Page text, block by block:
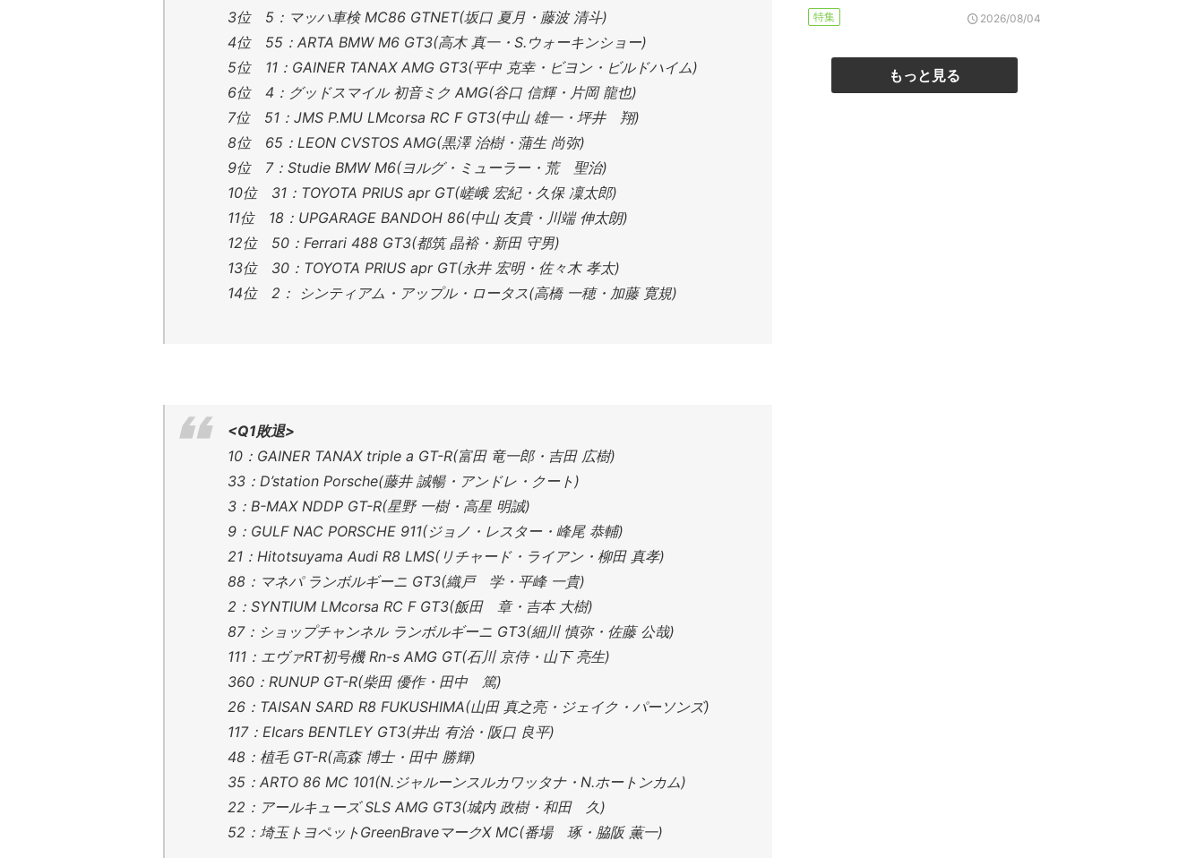
3位 5：マッハ車検 MC86 GTNET(坂口 夏月・藤波 清斗)
4位 55：ARTA BMW M6 GT3(高木 真一・S.ウォーキンショー)
5位 11：GAINER TANAX AMG GT3(平中 克幸・ビヨン・ビルドハイム)
6位 4：グッドスマイル 初音ミク AMG(谷口 信輝・片岡 龍也)
7位 51：JMS P.MU LMcorsa RC F GT3(中山 雄一・坪井 翔)
8位 65：LEON CVSTOS AMG(黒澤 治樹・蒲生 尚弥)
9位 7：Studie BMW M6(ヨルグ・ミューラー・荒 聖治)
10位 31：TOYOTA PRIUS apr GT(嵯峨 宏紀・久保 凜太郎)
11位 18：UPGARAGE BANDOH 86(中山 友貴・川端 伸太朗)
12位 50：Ferrari 488 GT3(都筑 晶裕・新田 守男)
13位 30：TOYOTA PRIUS apr GT(永井 宏明・佐々木 孝太)
14位 2： シンティアム・アップル・ロータス(高橋 一穂・加藤 寛規)
<Q1敗退>
10：GAINER TANAX triple a GT-R(富田 竜一郎・吉田 広樹)
33：D’station Porsche(藤井 誠暢・アンドレ・クート)
3：B-MAX NDDP GT-R(星野 一樹・高星 明誠)
9：GULF NAC PORSCHE 911(ジョノ・レスター・峰尾 恭輔)
21：Hitotsuyama Audi R8 LMS(リチャード・ライアン・柳田 真孝)
88：マネパ ランボルギーニ GT3(織戸 学・平峰 一貴)
2：SYNTIUM LMcorsa RC F GT3(飯田 章・吉本 大樹)
87：ショップチャンネル ランボルギーニ GT3(細川 慎弥・佐藤 公哉)
111：エヴァRT初号機 Rn-s AMG GT(石川 京侍・山下 亮生)
360：RUNUP GT-R(柴田 優作・田中 篤)
26：TAISAN SARD R8 FUKUSHIMA(山田 真之亮・ジェイク・パーソンズ)
117：EIcars BENTLEY GT3(井出 有治・阪口 良平)
48：植毛 GT-R(高森 博士・田中 勝輝)
35：ARTO 86 MC 101(N.ジャルーンスルカワッタナ・N.ホートンカム)
22：アールキューズ SLS AMG GT3(城内 政樹・和田 久)
52：埼玉トヨペットGreenBraveマークX MC(番場 琢・脇阪 薫一)
特集 2026/08/04
もっと見る